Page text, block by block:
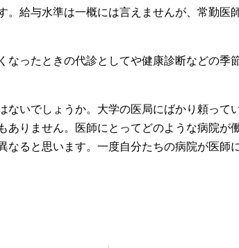
。給与水準は一概には言えませんが、常勤医
なったときの代診としてや健康診断などの季
ないでしょうか。大学の医局にばかり頼って
ありません。医師にとってどのような病院が
なると思います。一度自分たちの病院が医師